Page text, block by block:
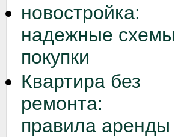
новостройка:
надежные схемы
покупки
Квартира без
ремонта:
правила аренды